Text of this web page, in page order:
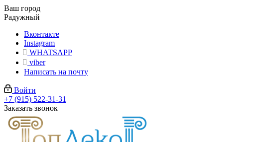
Ваш город
Радужный
Вконтакте
Instagram
WHATSAPP
viber
Написать на почту
Войти
+7 (915) 522-31-31
Заказать звонок